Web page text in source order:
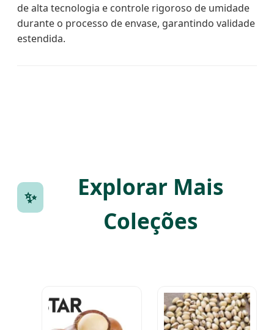
de alta tecnologia e controle rigoroso de umidade
durante o processo de envase, garantindo validade
estendida.
✨
Explorar Mais
Coleções